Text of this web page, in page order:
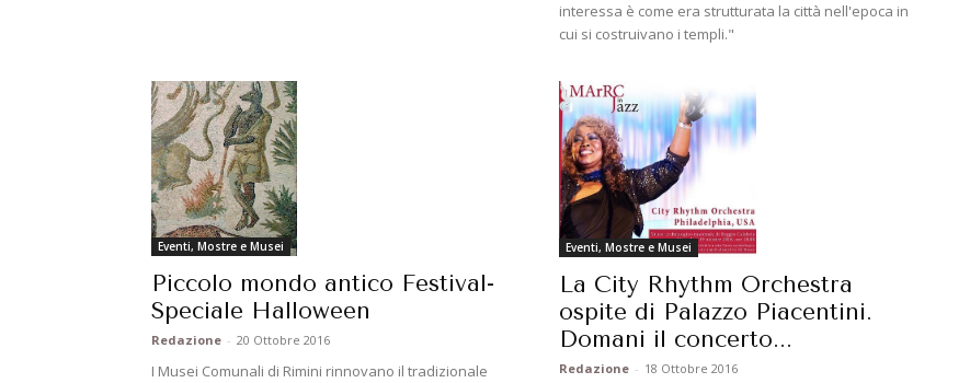
interessa è come era strutturata la città nell'epoca in
cui si costruivano i templi."
Eventi, Mostre e Musei
Piccolo mondo antico Festival-
Speciale Halloween
Redazione - 20 Ottobre 2016
I Musei Comunali di Rimini rinnovano il tradizionale
Eventi, Mostre e Musei
La City Rhythm Orchestra
ospite di Palazzo Piacentini.
Domani il concerto...
Redazione - 18 Ottobre 2016